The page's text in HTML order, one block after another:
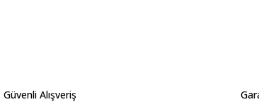
Güvenli Alışveriş